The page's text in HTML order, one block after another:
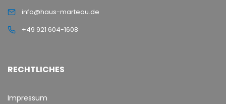
info@haus-marteau.de
+49 921 604-1608
RECHTLICHES
Impressum